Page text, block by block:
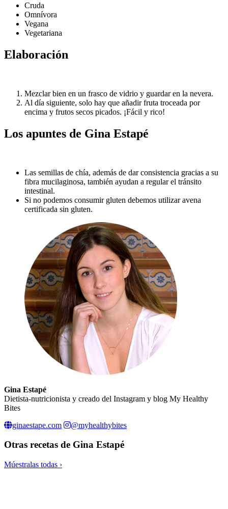
Cruda
Omnívora
Vegana
Vegetariana
Elaboración
Mezclar bien en un frasco de vidrio y guardar en la nevera.
Al día siguiente, solo hay que añadir fruta troceada por
encima y frutos secos picados. ¡Fácil y rico!
Los apuntes de Gina Estapé
Las semillas de chía, además de dar consistencia gracias a su
fibra mucilaginosa, también ayudan a regular el tránsito
intestinal.
Si no podemos consumir gluten debemos utilizar avena
certificada sin gluten.
Gina Estapé
Dietista-nutricionista y creado del Instagram y blog My Healthy
Bites
ginaestape.com
@myhealthybites
Otras recetas de Gina Estapé
Múestralas todas ›